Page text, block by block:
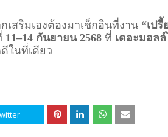
สริมเฮงต้องมาเช็กอินที่งาน “เป
11–14 กันยายน 2568 ที่ เดอะมอล
ในที่เดียว